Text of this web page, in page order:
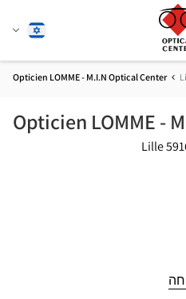
שנהעברית
Opticien LOMME - M.I.N Optical Center
Opticien LOMME -